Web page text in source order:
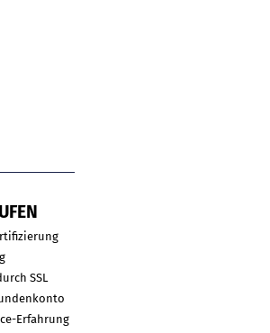
SSL
Erfahrung